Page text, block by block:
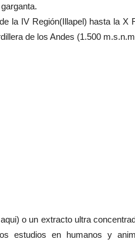
la IV Región(Illapel) hasta la X
de los Andes (1.500
o un extracto ultra
estudios en humanos y